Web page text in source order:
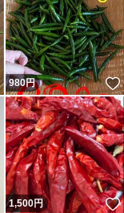
いいね！
980円
いいね！
1,500円